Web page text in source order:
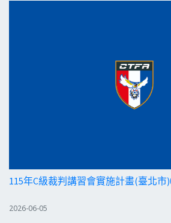
115年C級裁判講習會實施計畫(臺北市
2026-06-05